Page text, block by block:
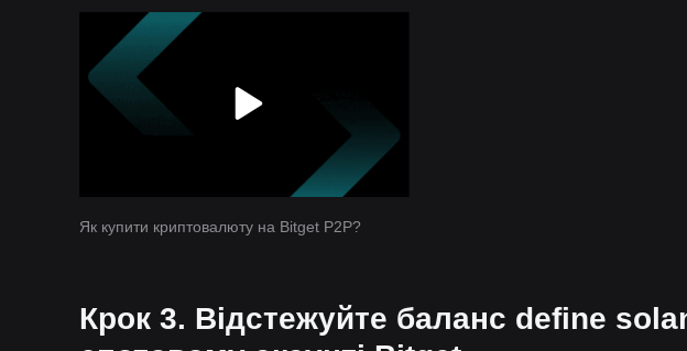
Як купити криптовалюту на Bitget P2P?
Крок 3. Відстежуйте баланс define